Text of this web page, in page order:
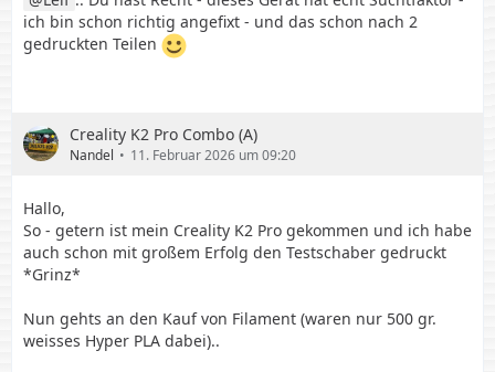
ich bin schon richtig angefixt - und das schon nach 2
gedruckten Teilen
Creality K2 Pro Combo (A)
Nandel 11. Februar 2026 um 09:20
Hallo,
So - getern ist mein Creality K2 Pro gekommen und ich habe
auch schon mit großem Erfolg den Testschaber gedruckt
*Grinz*
Nun gehts an den Kauf von Filament (waren nur 500 gr.
weisses Hyper PLA dabei)..